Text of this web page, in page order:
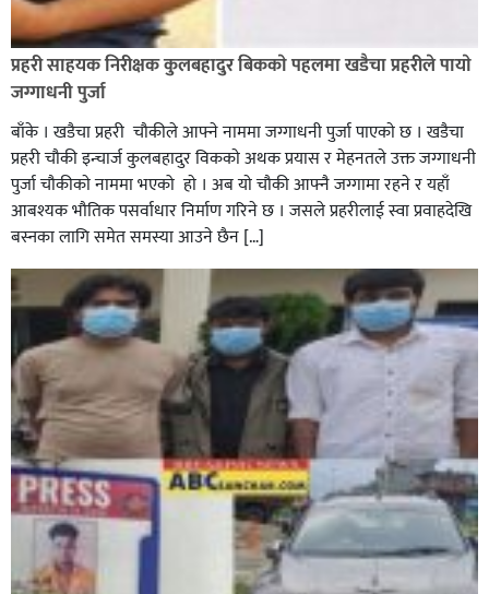
रौतहटमा १२ हजार लिटर पेट्रोल बोकेको ट्यांकर दुर्घटनापछि
आगलागी सडक अबरुद्ध,
घोराहीको समृद्धिका लागि वडा–वडामा विशेष अभियान सञ्चालन
हुने,
प्रहरी साहयक निरीक्षक कुलबहादुर बिककाे पहलमा खडैचा प्रहरीले पायाे
जग्गाधनी पुर्जा
बाँके । खडैचा प्रहरी चाैकीले आफ्ने नाममा जग्गाधनी पुर्जा पाएकाे छ । खडैचा
प्रहरी चाैकी इन्चार्ज कुलबहादुर विककाे अथक प्रयास र मेहनतले उक्त जग्गाधनी
पुर्जा चाैकीकाे नाममा भएको हाे । अब याे चाैकी आफ्नै जग्गामा रहने र यहाँ
आबश्यक भाैतिक पसर्वाधार निर्माण गरिने छ । जसले प्रहरीलाई स्वा प्रवाहदेखि
बस्नका लागि समेत समस्या आउने छैन […]